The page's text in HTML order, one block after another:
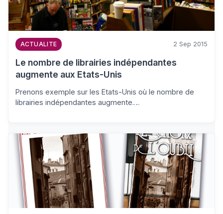
ACTUALITE 2 Sep 2015
Le nombre de librairies indépendantes
augmente aux Etats-Unis
Prenons exemple sur les Etats-Unis où le nombre de
librairies indépendantes augmente.…